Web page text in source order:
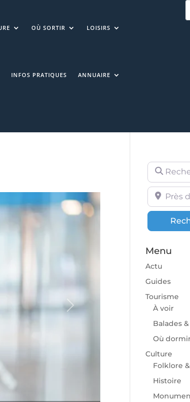
OÙ SORTIR LOISIRS
INFOS PRATIQUES ANNUAIRE
Prochaine
Près de
Menu
Actu
Guides
Tourisme
À voir
Balades
Où
Culture
Folklore
Histoire